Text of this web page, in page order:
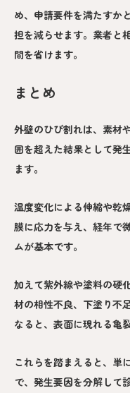
め、申請要件を満たすか
担を減らせます。業者と
間を省けます。
まとめ
外壁のひび割れは、素材
囲を超えた結果として発
ます。
温度変化による伸縮や乾
膜に応力を与え、経年で
ムが基本です。
加えて紫外線や塗料の硬
材の相性不良、下塗り不
なると、表面に現れる亀
これらを踏まえると、単
で、発生要因を分解して